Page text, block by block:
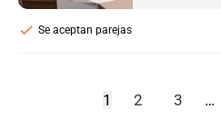
Se aceptan parejas
check
1 2 3 …